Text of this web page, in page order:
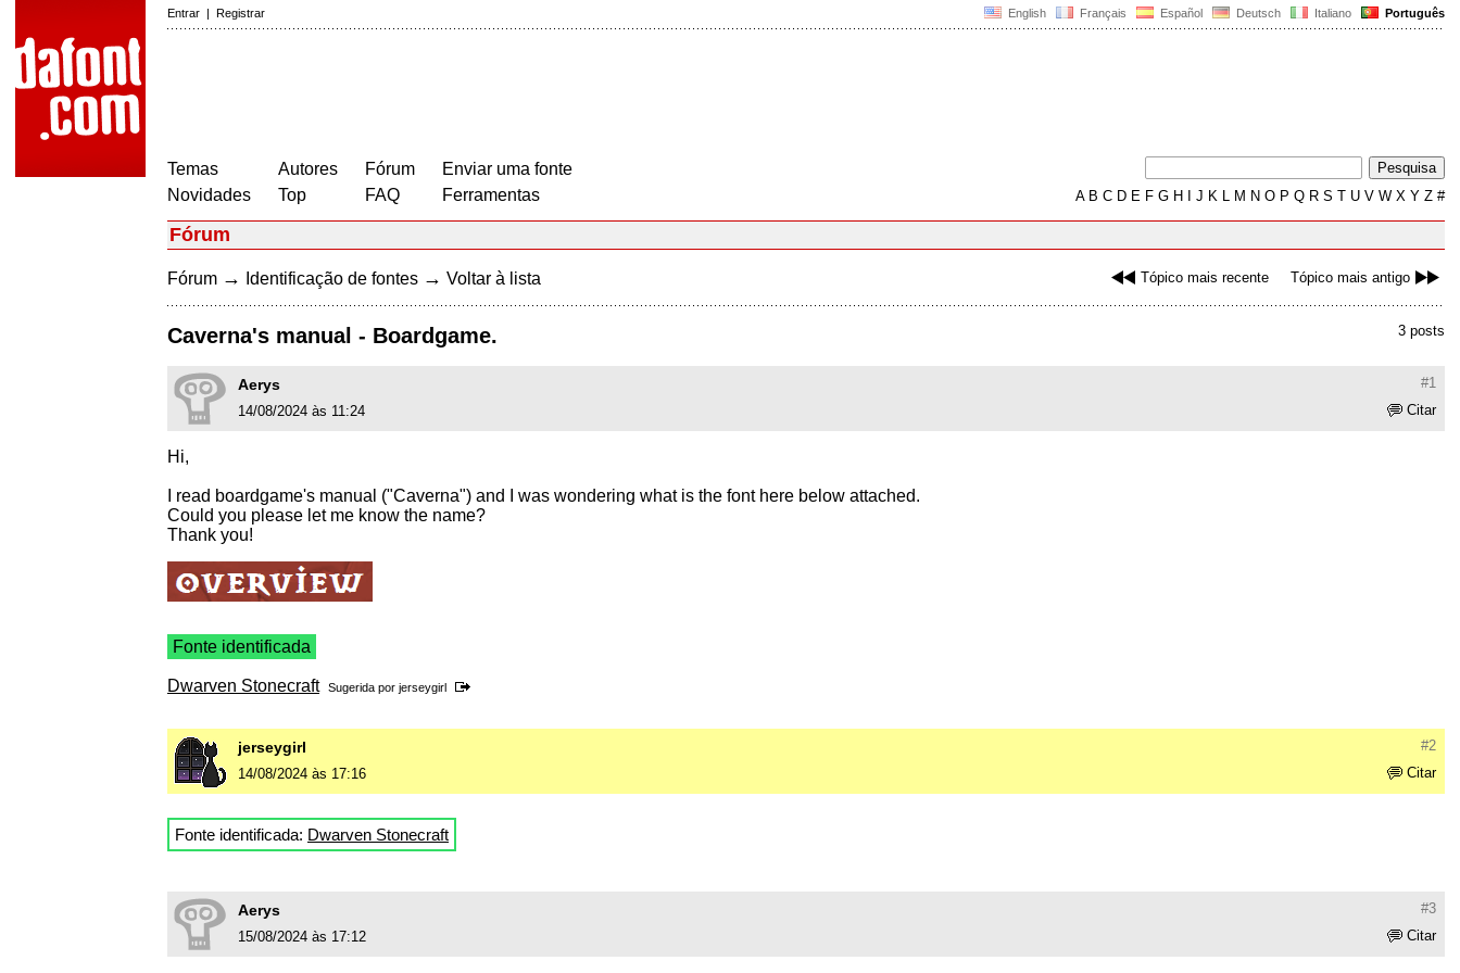
English Français Español Deutsch Italiano Português
Entrar | Registrar
Temas
Novidades
Autores
Top
Fórum
FAQ
Enviar uma fonte
Ferramentas
AB C D E F G H J K L M N O P Q R S T U V W X Y Z #
Fórum
Tópico mais recente Tópico mais antigo
Fórum → Identificação de fontes → Voltar à lista
3 posts
Caverna's manual - Boardgame.
#1
Aerys
Citar
14/08/2024 às 11:24
Hi,
I read boardgame's manual ("Caverna") and I was wondering what is the font here below attached.
Could you please let me know the name?
Thank you!
Fonte identificada
Dwarven Stonecraft Sugerida por jerseygirl
#2
jerseygirl
Citar
14/08/2024 às 17:16
Fonte identificada: Dwarven Stonecraft
#3
Aerys
Citar
15/08/2024 às 17:12